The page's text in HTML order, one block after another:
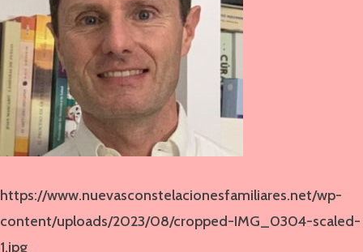
https://www.nuevasconstelacionesfamiliares.net/wp-
content/uploads/2023/08/cropped-IMG_0304-scaled-
1.jpg